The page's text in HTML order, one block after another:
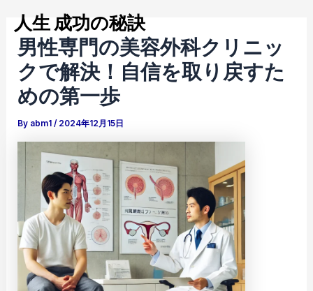
人生 成功の秘訣
男性専門の美容外科クリニッ
クで解決！自信を取り戻すた
めの第一歩
By abm1/ 2024年12月15日
navigation